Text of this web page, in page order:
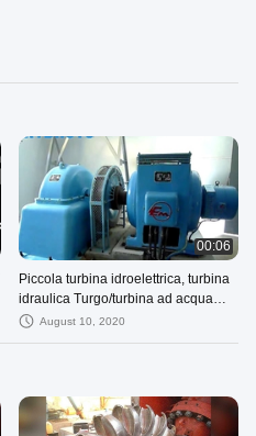
00:06
Piccola turbina idroelettrica, turbina
idraulica Turgo/turbina ad acqua
100KW-1000KW
August 10, 2020